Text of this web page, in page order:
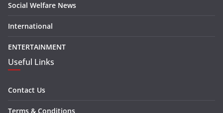
Social Welfare News
International
ENTERTAINMENT
Useful Links
Contact Us
Terms & Conditions